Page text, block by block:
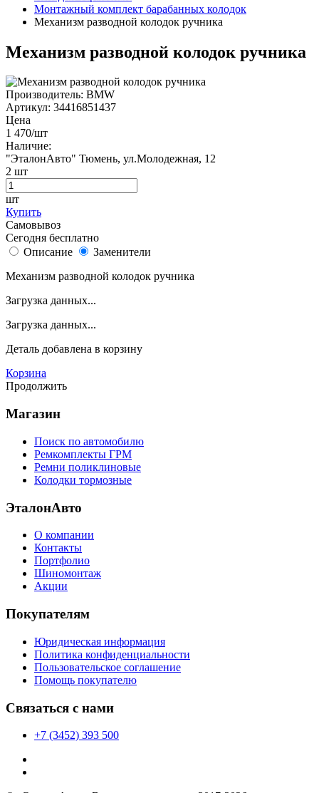
Монтажный комплект барабанных колодок
Механизм разводной колодок ручника
Механизм разводной колодок ручника
Производитель: BMW
Артикул: 34416851437
Цена
1 470/шт
Наличие:
"ЭталонАвто" Тюмень, ул.Молодежная, 12
2 шт
шт
Купить
Самовывоз
Сегодня бесплатно
Описание
Заменители
Механизм разводной колодок ручника
Загрузка данных...
Загрузка данных...
Деталь добавлена в корзину
Корзина
Продолжить
Магазин
Поиск по автомобилю
Ремкомплекты ГРМ
Ремни поликлиновые
Колодки тормозные
ЭталонАвто
О компании
Контакты
Портфолио
Шиномонтаж
Акции
Покупателям
Юридическая информация
Политика конфиденциальности
Пользовательское соглашение
Помощь покупателю
Связаться с нами
+7 (3452) 393 500